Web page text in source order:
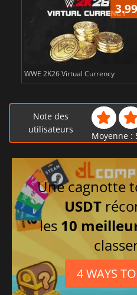
3.99
WWE 2K26 Virtual Currency
Note des
utilisateurs
Moyenne :
Une cagnotte
USDT
les 10
4 WAYS